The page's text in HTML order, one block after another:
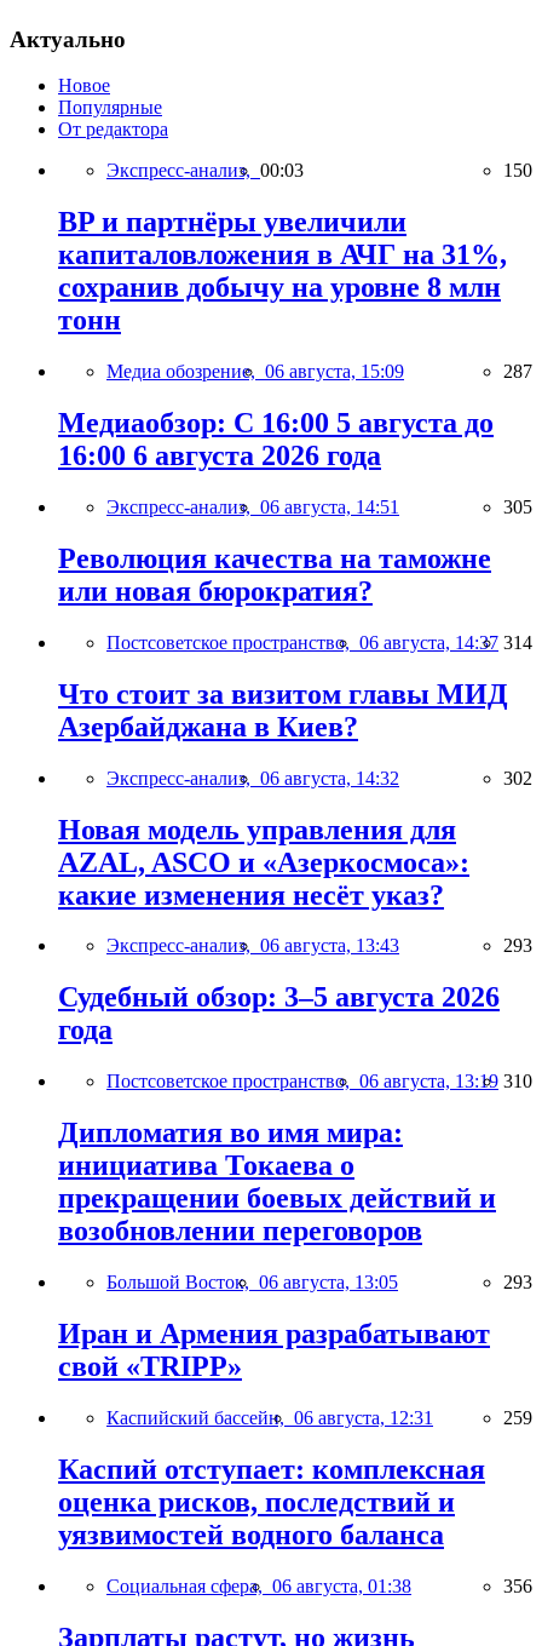
Актуально
Новое
Популярные
От редактора
Экспресс-анализ, 00:03 150
BP и партнёры увеличили
капиталовложения в АЧГ на 31%,
сохранив добычу на уровне 8 млн
тонн
Медиа обозрение, 06 августа, 15:09 287
Медиаобзор: С 16:00 5 августа до
16:00 6 августа 2026 года
Экспресс-анализ, 06 августа, 14:51 305
Революция качества на таможне
или новая бюрократия?
Постсоветское пространство, 06 августа, 14:37 314
Что стоит за визитом главы МИД
Азербайджана в Киев?
Экспресс-анализ, 06 августа, 14:32 302
Новая модель управления для
AZAL, ASCO и «Азеркосмоса»:
какие изменения несёт указ?
Экспресс-анализ, 06 августа, 13:43 293
Судебный обзор: 3–5 августа 2026
года
Постсоветское пространство, 06 августа, 13:19 310
Дипломатия во имя мира:
инициатива Токаева о
прекращении боевых действий и
возобновлении переговоров
Большой Восток, 06 августа, 13:05 293
Иран и Армения разрабатывают
свой «TRIPP»
Каспийский бассейн, 06 августа, 12:31 259
Каспий отступает: комплексная
оценка рисков, последствий и
уязвимостей водного баланса
Социальная сфера, 06 августа, 01:38 356
Зарплаты растут, но жизнь